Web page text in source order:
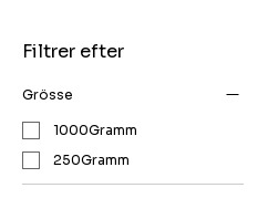
Filtrer efter
Grösse
1000Gramm
250Gramm